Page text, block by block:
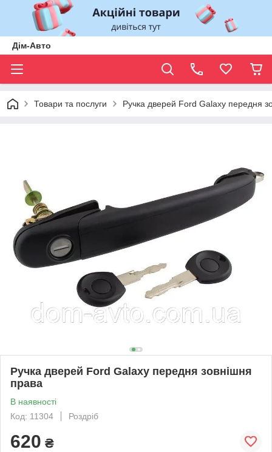
Дім-Авто
Товари та послуги Ручка дверей Ford Galaxy передня
Ручка дверей Ford Galaxy передня зовнішня
права
В наявності
Код: 11304
Роздріб
620 ₴